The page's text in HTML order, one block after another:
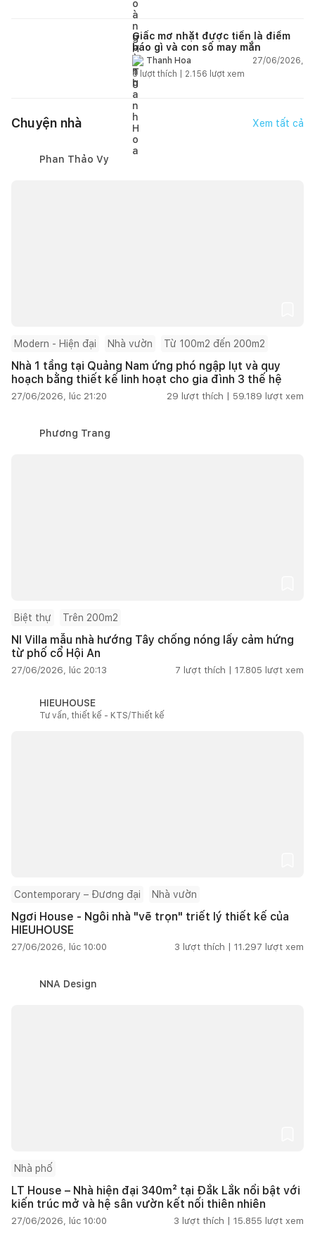
Giấc mơ nhặt được tiền là điềm
báo gì và con số may mắn
Thanh Hoa
27/06/2026,
6 lượt thích | 2.156 lượt xem
Chuyện nhà Xem tất cả
Phan Thảo Vy
Modern - Hiện đại Nhà vườn Từ 100m2 đến 200m2
Nhà 1 tầng tại Quảng Nam ứng phó ngập lụt và quy
hoạch bằng thiết kế linh hoạt cho gia đình 3 thế hệ
27/06/2026, lúc 21:20 29 lượt thích | 59.189 lượt xem
Phương Trang
Biệt thự Trên 200m2
NI Villa mẫu nhà hướng Tây chống nóng lấy cảm hứng
từ phố cổ Hội An
27/06/2026, lúc 20:13 7 lượt thích | 17.805 lượt xem
HIEUHOUSE
Tư vấn, thiết kế - KTS/Thiết kế
Contemporary – Đương đại Nhà vườn
Ngơi House - Ngôi nhà "vẽ trọn" triết lý thiết kế của
HIEUHOUSE
27/06/2026, lúc 10:00 3 lượt thích | 11.297 lượt xem
NNA Design
Nhà phố
LT House – Nhà hiện đại 340m² tại Đắk Lắk nổi bật với
kiến trúc mở và hệ sân vườn kết nối thiên nhiên
27/06/2026, lúc 10:00 3 lượt thích | 15.855 lượt xem